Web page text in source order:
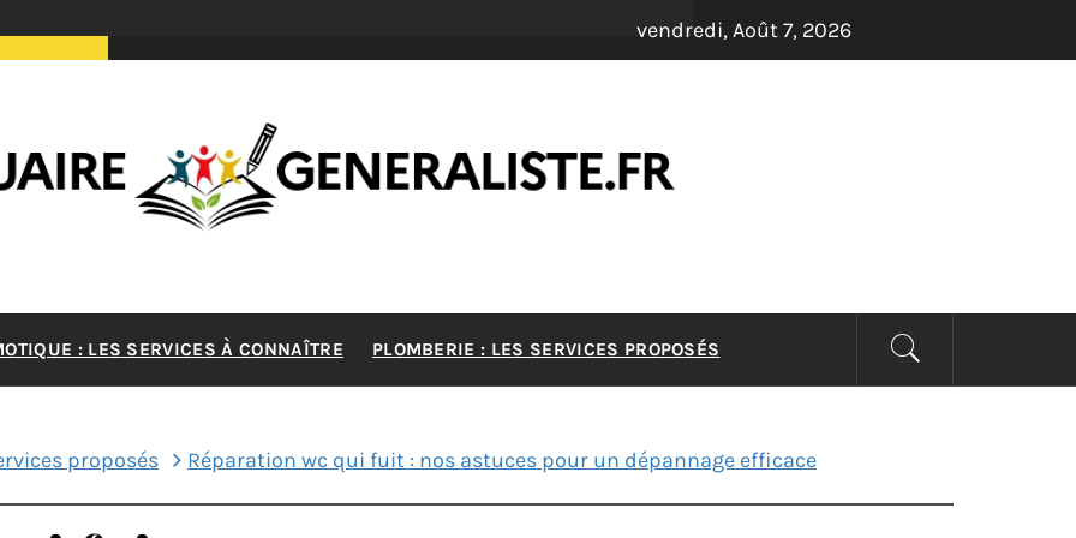
vendredi, Août 7, 2026
GENERALISTE –
MAISON
: LES SERVICES À CONNAÎTRE PLOMBERIE : LES SERVICES PROPOSÉS
proposés Réparation wc qui fuit : nos astuces pour un dépannage efficace